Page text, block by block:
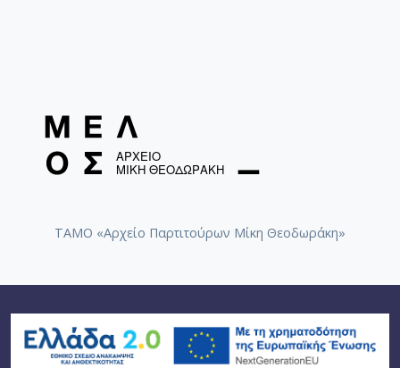
ΤΑΜΟ «Αρχείο Παρτιτούρων Μίκη Θεοδωράκη»